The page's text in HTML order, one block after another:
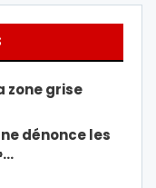
zone grise
dénonce les